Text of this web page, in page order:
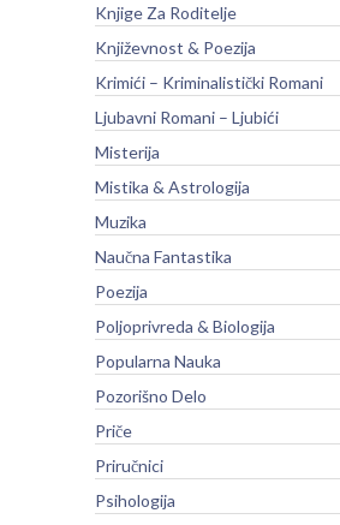
Knjige Za Roditelje
Književnost & Poezija
Krimići – Kriminalistički Romani
Ljubavni Romani – Ljubići
Misterija
Mistika & Astrologija
Muzika
Naučna Fantastika
Poezija
Poljoprivreda & Biologija
Popularna Nauka
Pozorišno Delo
Priče
Priručnici
Psihologija